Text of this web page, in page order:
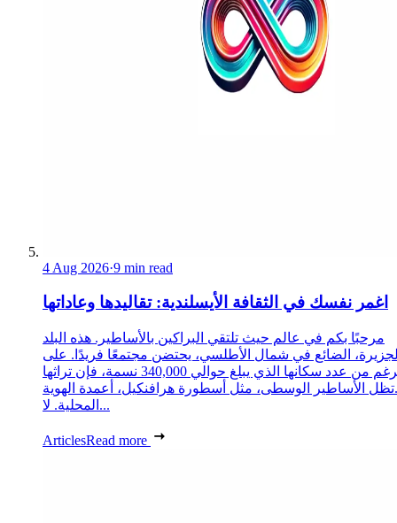
4 Aug 2026·9 min read
اغمر نفسك في الثقافة الأيسلندية: تقاليدها وعاداتها
مرحبًا بكم في عالم حيث تلتقي البراكين بالأساطير. هذه البلد
الضائع في شمال الأطلسي، يحتضن مجتمعًا فريدًا. على
الرغم من عدد سكانها الذي يبلغ حوالي 340,000 نسمة، فإن تراثها
الأساطير الوسطى، مثل أسطورة هرافنكيل، أعمدة الهوية
المحلية. لا...
ArticlesRead more